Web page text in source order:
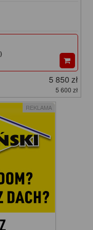
5 850 zł
5 600 zł
REKLAMA